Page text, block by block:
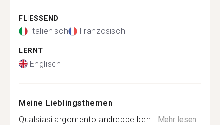
FLIESSEND
Italienisch Französisch
LERNT
Englisch
Meine Lieblingsthemen
Qualsiasi argomento andrebbe ben... Mehr lesen